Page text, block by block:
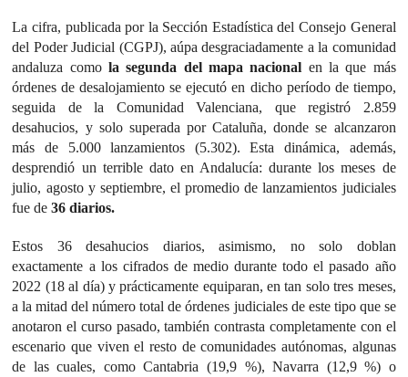
La cifra, publicada por la Sección Estadística del Consejo General
del Poder Judicial (CGPJ), aúpa desgraciadamente a la comunidad
andaluza comola segunda del mapa nacional en la que más
órdenes de desalojamiento se ejecutó en dicho período de tiempo,
seguida de la Comunidad Valenciana, que registró 2.859
desahucios, y solo superada por Cataluña, donde se alcanzaron
más de 5.000 lanzamientos (5.302). Esta dinámica, además,
desprendió un terrible dato en Andalucía: durante los meses de
julio, agosto y septiembre, el promedio de lanzamientos judiciales
fue de36 diarios.
Estos 36 desahucios diarios, asimismo, no solo doblan
exactamente a los cifrados de medio durante todo el pasado año
2022 (18 al día) y prácticamente equiparan, en tan solo tres meses,
a la mitad del número total de órdenes judiciales de este tipo que se
anotaron el curso pasado, también contrasta completamente con el
escenario que viven el resto de comunidades autónomas, algunas
de las cuales, como Cantabria (19,9 %), Navarra (12,9 %) o